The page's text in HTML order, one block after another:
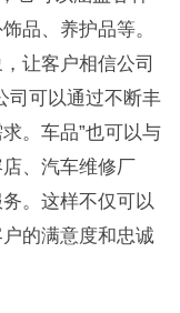
品、养护品等。
让客户相信公司
司可以通过不断丰
。车品”也可以与
、汽车维修厂
。这样不仅可以
的满意度和忠诚